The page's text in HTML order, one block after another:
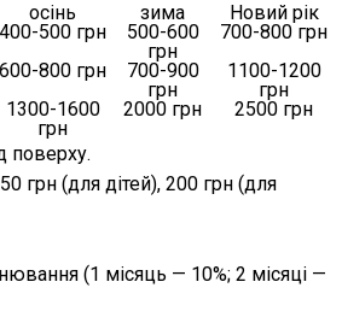
осінь зима
Новий рік
400-500 грн
500-600
грн
700-800 грн
600-800 грн
700-900
грн
1100-1200
грн
1300-1600
грн
2000 грн
2500 грн
поверху.
грн (для дітей), 200 грн (для
(1 місяць — 10%; 2 місяці —